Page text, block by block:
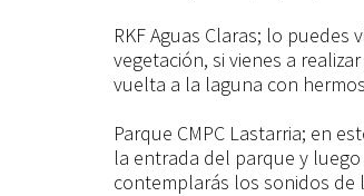
RKF Aguas Claras; lo
vegetación, si vienes a
vuelta a la laguna con
Parque CMPC Lastarria; en
la entrada del parque y
contemplarás los sonidos de